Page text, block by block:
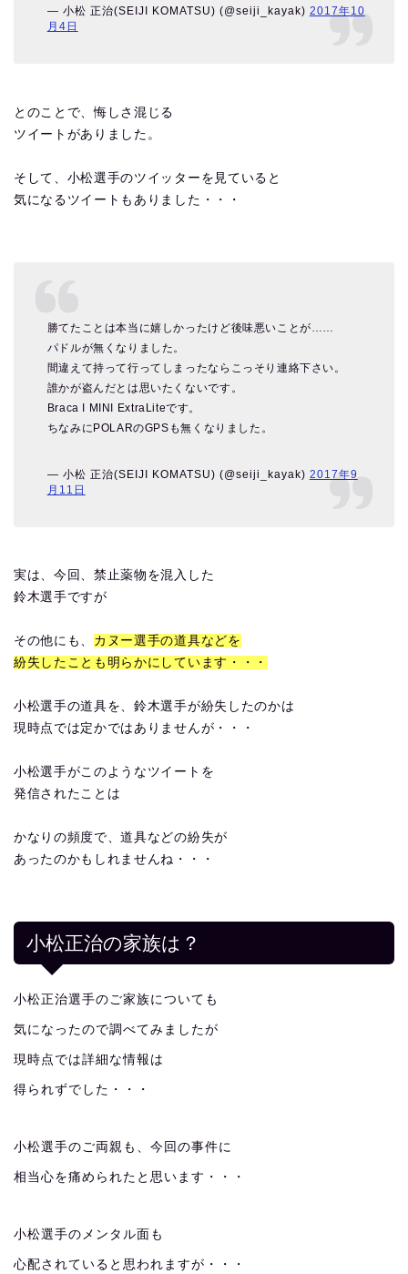
— 小松 正治(SEIJI KOMATSU) (@seiji_kayak) 2017年10
月4日
とのことで、悔しさ混じる
ツイートがありました。
そして、小松選手のツイッターを見ていると
気になるツイートもありました・・・
勝てたことは本当に嬉しかったけど後味悪いことが……
パドルが無くなりました。
間違えて持って行ってしまったならこっそり連絡下さい。
誰かが盗んだとは思いたくないです。
Braca I MINI ExtraLiteです。
ちなみにPOLARのGPSも無くなりました。
— 小松 正治(SEIJI KOMATSU) (@seiji_kayak) 2017年9
月11日
実は、今回、禁止薬物を混入した
鈴木選手ですが
その他にも、 カヌー選手の道具などを
紛失したことも明らかにしています・・・
小松選手の道具を、鈴木選手が紛失したのかは
現時点では定かではありませんが・・・
小松選手がこのようなツイートを
発信されたことは
かなりの頻度で、道具などの紛失が
あったのかもしれませんね・・・
小松正治の家族は？
小松正治選手のご家族についても
気になったので調べてみましたが
現時点では詳細な情報は
得られずでした・・・
小松選手のご両親も、今回の事件に
相当心を痛められたと思います・・・
小松選手のメンタル面も
心配されていると思われますが・・・